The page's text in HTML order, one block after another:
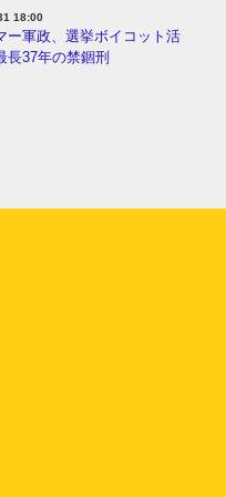
18:00
ー軍政、選挙ボイコット活
長37年の禁錮刑